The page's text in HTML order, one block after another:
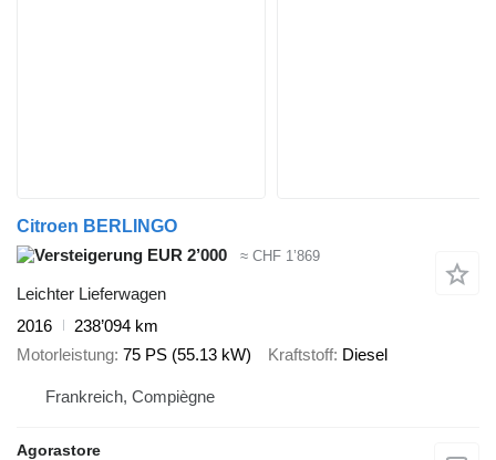
Citroen BERLINGO
EUR 2’000
≈ CHF 1’869
Leichter Lieferwagen
2016
238’094 km
Motorleistung 75 PS (55.13 kW) Kraftstoff Diesel
Frankreich, Compiègne
Agorastore